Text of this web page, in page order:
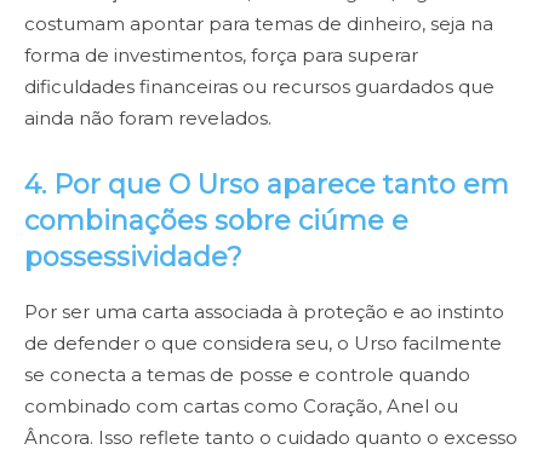
costumam apontar para temas de dinheiro, seja na
forma de investimentos, força para superar
dificuldades financeiras ou recursos guardados que
ainda não foram revelados.
4. Por que O Urso aparece tanto em
combinações sobre ciúme e
possessividade?
Por ser uma carta associada à proteção e ao instinto
de defender o que considera seu, o Urso facilmente
se conecta a temas de posse e controle quando
combinado com cartas como Coração, Anel ou
Âncora. Isso reflete tanto o cuidado quanto o excesso